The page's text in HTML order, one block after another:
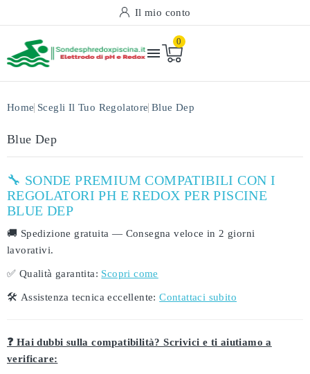
Il mio conto

0
Home Scegli Il Tuo Regolatore Blue Dep
Blue Dep
🔧 SONDE PREMIUM COMPATIBILI CON I
REGOLATORI PH E REDOX PER PISCINE
BLUE DEP
🚚 Spedizione gratuita — Consegna veloce in 2 giorni
lavorativi.
✅ Qualità garantita: Scopri come
🛠️ Assistenza tecnica eccellente: Contattaci subito
❓ Hai dubbi sulla compatibilità? Scrivici e ti aiutiamo a
verificare: